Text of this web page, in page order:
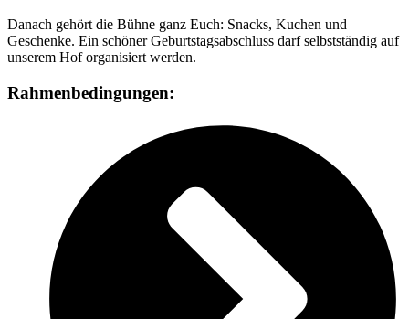
Danach gehört die Bühne ganz Euch: Snacks, Kuchen und
Geschenke. Ein schöner Geburtstagsabschluss darf selbstständig auf
unserem Hof organisiert werden.
Rahmenbedingungen: